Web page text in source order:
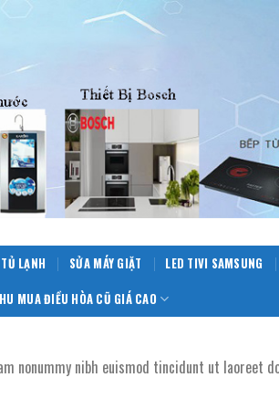
LẠNH SỬA MÁY GIẶT LED TIVI SAMSUNG
MUA ĐIỀU HÒA CŨ GIÁ CAO
nonummy nibh euismod tincidunt ut laoreet